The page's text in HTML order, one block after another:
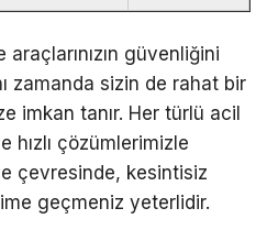
güvenliğini
zamanda sizin de rahat bir
imkan tanır. Her türlü acil
hızlı çözümlerimizle
çevresinde, kesintisiz
geçmeniz yeterlidir.